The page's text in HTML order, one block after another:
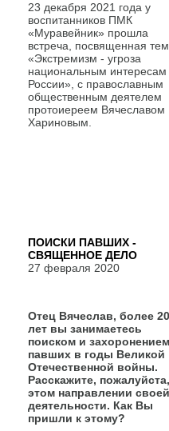
23 декабря 2021 года у
воспитанников ПМК
«Муравейник» прошла
встреча, посвященная
«Экстремизм - угроза
национальным интересам
России», с православным
общественным деятелем
протоиереем Вячеславом
Хариновым.
ПОИСКИ ПАВШИХ -
СВЯЩЕННОЕ ДЕЛО
27 февраля 2020
Отец Вячеслав, более 20
лет вы занимаетесь
поиском и захоронением
павших в годы Великой
Отечественной войны.
Расскажите,
этом направлении своей
деятельности. Как Вы
пришли к этому?